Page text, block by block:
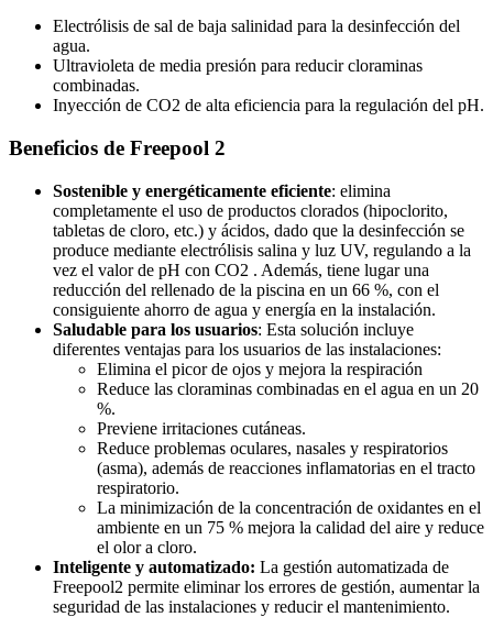
Electrólisis de sal de baja salinidad para la desinfección del
agua.
Ultravioleta de media presión para reducir cloraminas
combinadas.
Inyección de CO2 de alta eficiencia para la regulación del pH.
Beneficios de Freepool 2
Sostenible y energéticamente eficiente: elimina
completamente el uso de productos clorados (hipoclorito,
tabletas de cloro, etc.) y ácidos, dado que la desinfección se
produce mediante electrólisis salina y luz UV, regulando a la
vez el valor de pH con CO2 . Además, tiene lugar una
reducción del rellenado de la piscina en un 66 %, con el
consiguiente ahorro de agua y energía en la instalación.
Saludable para los usuarios: Esta solución incluye
diferentes ventajas para los usuarios de las instalaciones:
Elimina el picor de ojos y mejora la respiración
Reduce las cloraminas combinadas en el agua en un 20
%.
Previene irritaciones cutáneas.
Reduce problemas oculares, nasales y respiratorios
(asma), además de reacciones inflamatorias en el tracto
respiratorio.
La minimización de la concentración de oxidantes en el
ambiente en un 75 % mejora la calidad del aire y reduce
el olor a cloro.
Inteligente y automatizado: La gestión automatizada de
Freepool2 permite eliminar los errores de gestión, aumentar la
seguridad de las instalaciones y reducir el mantenimiento.